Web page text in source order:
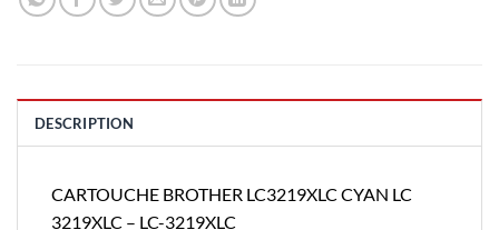
DESCRIPTION
CARTOUCHE BROTHER LC3219XLC CYAN LC
3219XLC – LC-3219XLC